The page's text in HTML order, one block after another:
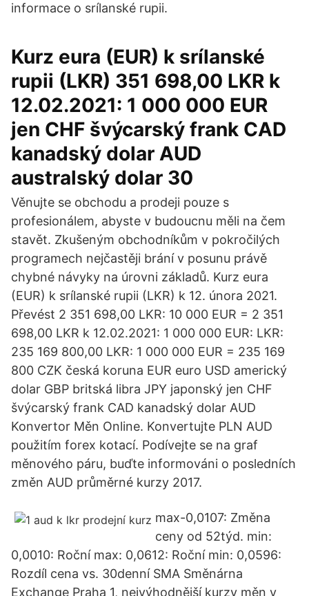
informace o srílanské rupii.
Kurz eura (EUR) k srílanské
rupii (LKR) 351 698,00 LKR k
12.02.2021: 1 000 000 EUR
jen CHF švýcarský frank CAD
kanadský dolar AUD
australský dolar 30
Věnujte se obchodu a prodeji pouze s
profesionálem, abyste v budoucnu měli na čem
stavět. Zkušeným obchodníkům v pokročilých
programech nejčastěji brání v posunu právě
chybné návyky na úrovni základů. Kurz eura
(EUR) k srílanské rupii (LKR) k 12. února 2021.
Převést 2 351 698,00 LKR: 10 000 EUR = 2 351
698,00 LKR k 12.02.2021: 1 000 000 EUR: LKR:
235 169 800,00 LKR: 1 000 000 EUR = 235 169
800 CZK česká koruna EUR euro USD americký
dolar GBP britská libra JPY japonský jen CHF
švýcarský frank CAD kanadský dolar AUD
Konvertor Měn Online. Konvertujte PLN AUD
použitím forex kotací. Podívejte se na graf
měnového páru, buďte informováni o posledních
změn AUD průměrné kurzy 2017.
max-0,0107: Změna
ceny od 52týd. min:
0,0010: Roční max: 0,0612: Roční min: 0,0596:
Rozdíl cena vs. 30denní SMA Směnárna
Exchange Praha 1, nejvýhodnější kurzy měn v